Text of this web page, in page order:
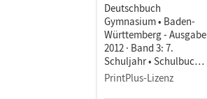
Deutschbuch
Gymnasium • Baden-
Württemberg - Ausgabe
2012 · Band 3: 7.
Schuljahr • Schulbuch
als E-Book
PrintPlus-Lizenz